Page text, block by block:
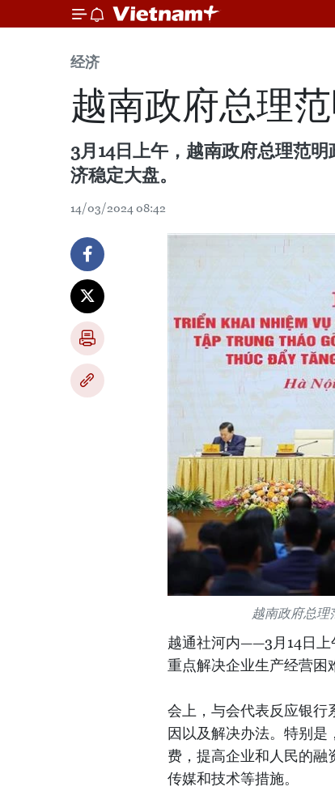
经济
越南政府总理
3月14日上午，越南政府总理范
济稳定大盘。
14/03/2024 08:42
越南政府总理
越通社河内——3月14日上
重点解决企业生产经营困
会上，与会代表反应银行
因以及解决办法。特别是
费，提高企业和人民的融
传媒和技术等措施。